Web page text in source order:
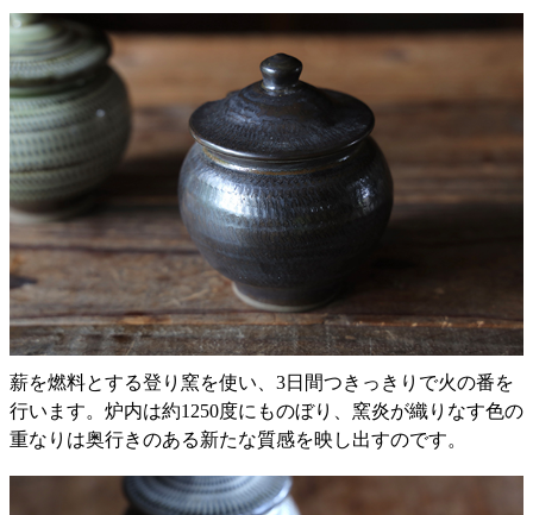
薪を燃料とする登り窯を使い、3日間つきっきりで火の番を
行います。炉内は約1250度にものぼり、窯炎が織りなす色の
重なりは奥行きのある新たな質感を映し出すのです。